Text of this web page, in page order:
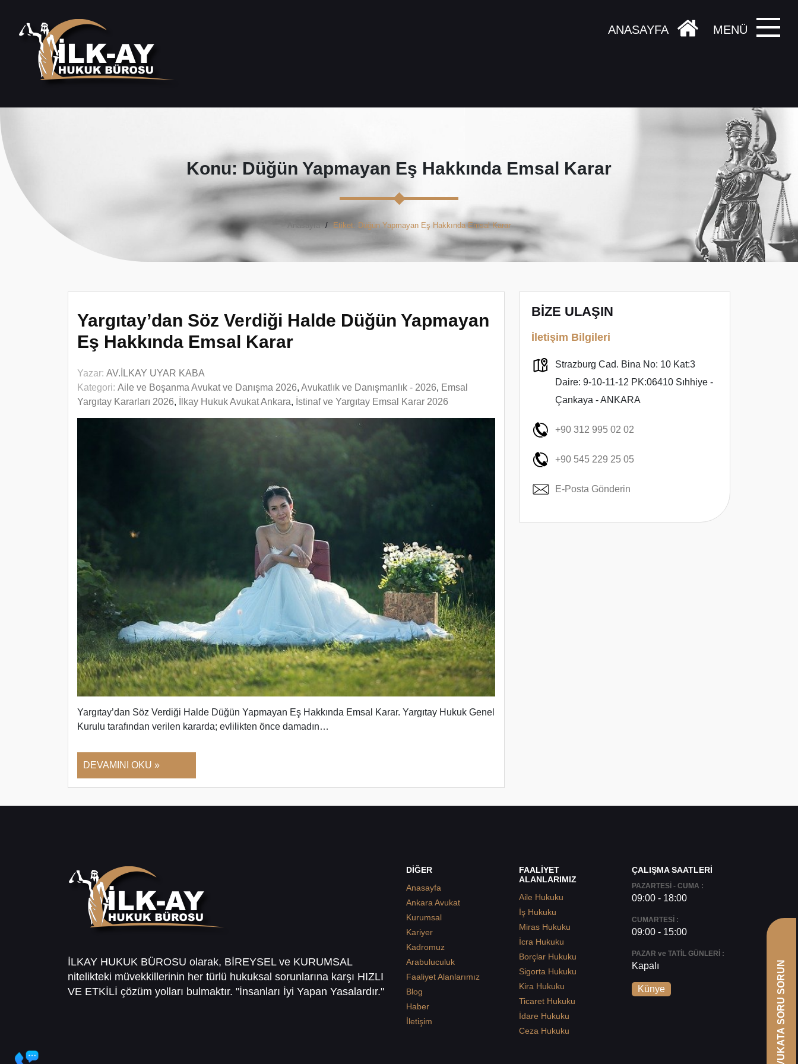
MENÜ
ANASAYFA
Konu: Düğün Yapmayan Eş Hakkında Emsal Karar
Anasayfa Etiket: Düğün Yapmayan Eş Hakkında Emsal Karar
Yargıtay’dan Söz Verdiği Halde Düğün Yapmayan
Eş Hakkında Emsal Karar
Yazar: AV.İLKAY UYAR KABA
Kategori: Aile ve Boşanma Avukat ve Danışma 2026, Avukatlık ve Danışmanlık - 2026, Emsal
Yargıtay Kararları 2026, İlkay Hukuk Avukat Ankara, İstinaf ve Yargıtay Emsal Karar 2026
Yargıtay’dan Söz Verdiği Halde Düğün Yapmayan Eş Hakkında Emsal Karar. Yargıtay Hukuk Genel
Kurulu tarafından verilen kararda; evlilikten önce damadın…
DEVAMINI OKU »
BİZE ULAŞIN
İletişim Bilgileri
Strazburg Cad. Bina No: 10 Kat:3
Daire: 9-10-11-12 PK:06410 Sıhhiye -
Çankaya - ANKARA
+90 312 995 02 02
+90 545 229 25 05
E-Posta Gönderin
İLKAY HUKUK BÜROSU olarak, BİREYSEL ve KURUMSAL
nitelikteki müvekkillerinin her türlü hukuksal sorunlarına karşı HIZLI
VE ETKİLİ çözüm yolları bulmaktır. "İnsanları İyi Yapan Yasalardır."
DİĞER
Anasayfa
Ankara Avukat
Kurumsal
Kariyer
Kadromuz
Arabuluculuk
Faaliyet Alanlarımız
Blog
Haber
İletişim
FAALİYET
ALANLARIMIZ
Aile Hukuku
İş Hukuku
Miras Hukuku
İcra Hukuku
Borçlar Hukuku
Sigorta Hukuku
Kira Hukuku
Ticaret Hukuku
İdare Hukuku
Ceza Hukuku
ÇALIŞMA SAATLERİ
PAZARTESİ - CUMA :
09:00 - 18:00
CUMARTESİ :
09:00 - 15:00
PAZAR ve TATİL GÜNLERİ :
Kapalı
Künye AVUKATA SORU SORUN